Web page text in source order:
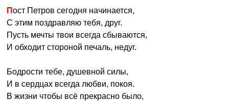
Пост Петров сегодня начинается,
С этим поздравляю тебя, друг.
Пусть мечты твои всегда сбываются,
И обходит стороной печаль, недуг.
Бодрости тебе, душевной силы,
И в сердцах всегда любви, покоя.
В жизни чтобы всё прекрасно было,